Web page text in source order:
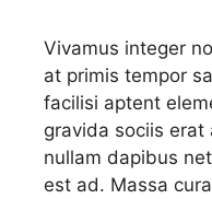
Vivamus integer
at primis tempor
facilisi aptent
gravida sociis
nullam dapibus
est ad. Massa